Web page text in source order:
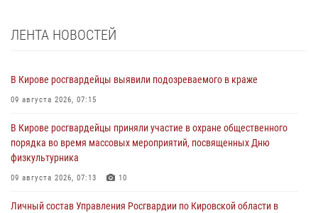
ЛЕНТА НОВОСТЕЙ
В Кирове росгвардейцы выявили подозреваемого в краже
09 августа 2026, 07:15
В Кирове росгвардейцы приняли участие в охране общественного
порядка во время массовых мероприятий, посвященных Дню
физкультурника
09 августа 2026, 07:13 10
Личный состав Управления Росгвардии по Кировской области в